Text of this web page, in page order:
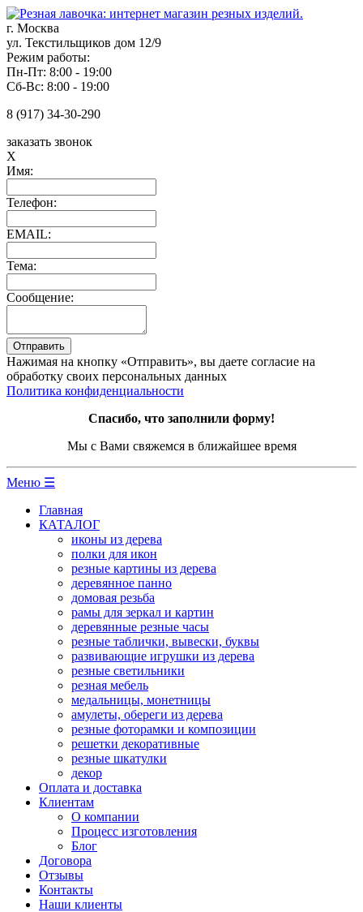
г. Москва
ул. Текстильщиков дом 12/9
Режим работы:
Пн-Пт: 8:00 - 19:00
Сб-Вс: 8:00 - 19:00
8 (917) 34-30-290
заказать звонок
X
Имя:
Телефон:
EMAIL:
Тема:
Сообщение:
Нажимая на кнопку «Отправить», вы даете согласие на
обработку своих персональных данных
Политика конфиденциальности
Спасибо, что заполнили форму!
Мы с Вами свяжемся в ближайшее время
Меню ☰
Главная
КАТАЛОГ
иконы из дерева
полки для икон
резные картины из дерева
деревянное панно
домовая резьба
рамы для зеркал и картин
деревянные резные часы
резные таблички, вывески, буквы
развивающие игрушки из дерева
резные светильники
резная мебель
медальницы, монетницы
амулеты, обереги из дерева
резные фоторамки и композиции
решетки декоративные
резные шкатулки
декор
Оплата и доставка
Клиентам
О компании
Процесс изготовления
Блог
Договора
Отзывы
Контакты
Наши клиенты